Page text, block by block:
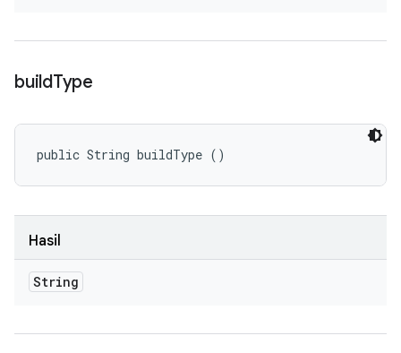
buildType
public String buildType ()
Hasil
String